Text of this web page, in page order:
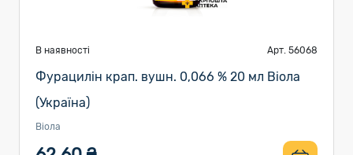
В наявності Арт. 56068
Фурацилін крап. вушн. 0,066 % 20 мл Віола
(Україна)
Віола